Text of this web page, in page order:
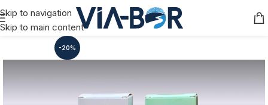
Skip to navigation
Skip to main content
-20%